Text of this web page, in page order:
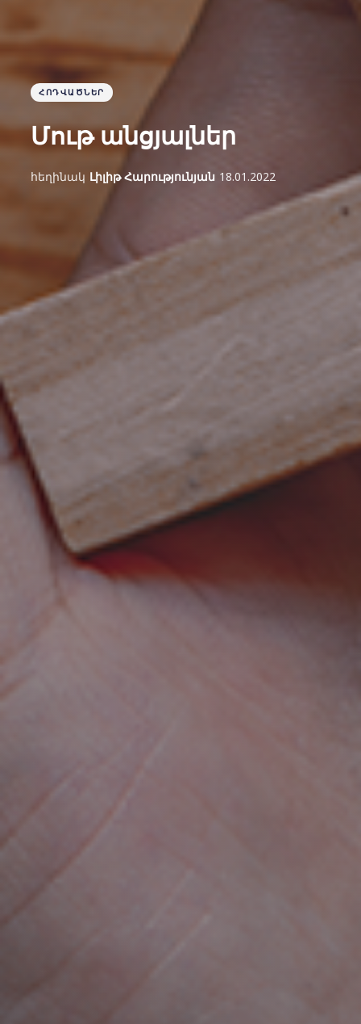
ՀՈԴՎԱԾՆԵՐ
Մութ անցյալներ
հեղինակ Լիլիթ Հարությունյան 18.01.2022